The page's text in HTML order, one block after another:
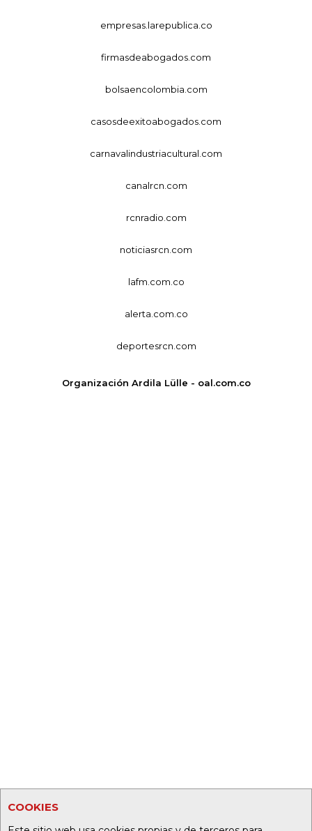
COOKIES
empresas.larepublica.co
firmasdeabogados.com
bolsaencolombia.com
casosdeexitoabogados.com
carnavalindustriacultural.com
canalrcn.com
rcnradio.com
noticiasrcn.com
lafm.com.co
alerta.com.co
deportesrcn.com
Organización Ardila Lülle - oal.com.co